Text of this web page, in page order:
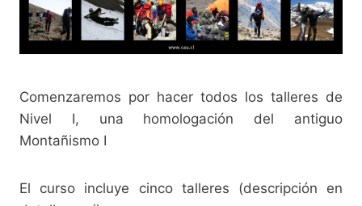
Comenzaremos por hacer todos los talleres de
Nivel I, una homologación del antiguo
Montañismo I
El curso incluye cinco talleres (descripción en